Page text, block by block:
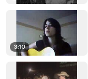
3:10